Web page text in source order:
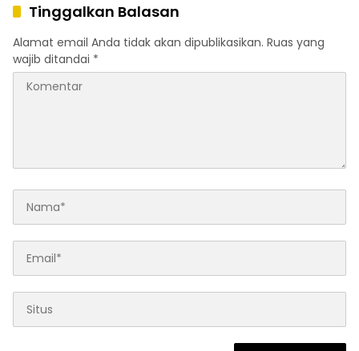
Tinggalkan Balasan
Alamat email Anda tidak akan dipublikasikan. Ruas yang
wajib ditandai *